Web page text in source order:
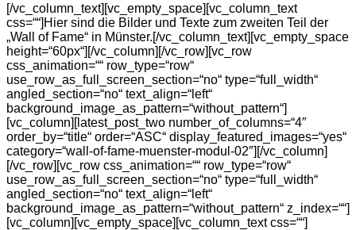
[/vc_column_text][vc_empty_space][vc_column_text
css=““]Hier sind die Bilder und Texte zum zweiten Teil der
„Wall of Fame“ in Münster.[/vc_column_text][vc_empty_space
height=“60px“][/vc_column][/vc_row][vc_row
css_animation=““ row_type=“row“
use_row_as_full_screen_section=“no“ type=“full_width“
angled_section=“no“ text_align=“left“
background_image_as_pattern=“without_pattern“]
[vc_column][latest_post_two number_of_columns=“4″
order_by=“title“ order=“ASC“ display_featured_images=“yes“
category=“wall-of-fame-muenster-modul-02″][/vc_column]
[/vc_row][vc_row css_animation=““ row_type=“row“
use_row_as_full_screen_section=“no“ type=“full_width“
angled_section=“no“ text_align=“left“
background_image_as_pattern=“without_pattern“ z_index=““]
[vc_column][vc_empty_space][vc_column_text css=““]